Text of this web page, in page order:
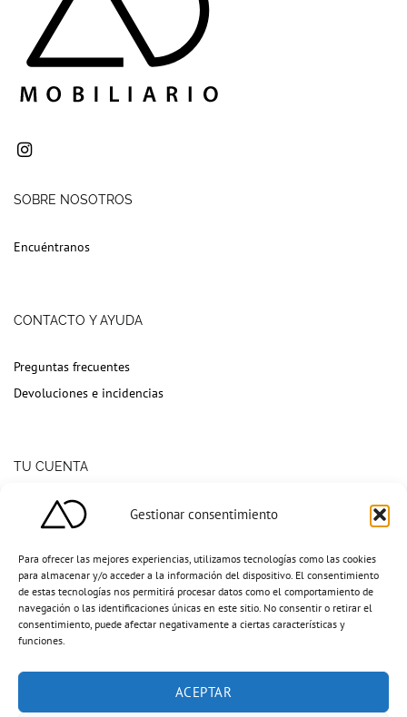
Gestionar consentimiento
Para ofrecer las mejores experiencias, utilizamos tecnologías como las cookies
para almacenar y/o acceder a la información del dispositivo. El consentimiento
de estas tecnologías nos permitirá procesar datos como el comportamiento de
navegación o las identificaciones únicas en este sitio. No consentir o retirar el
consentimiento, puede afectar negativamente a ciertas características y
funciones.
ACEPTAR
SOBRE NOSOTROS
Encuéntranos
CONTACTO Y AYUDA
Preguntas frecuentes
Devoluciones e incidencias
TU CUENTA
Suscríbete a la newsletter